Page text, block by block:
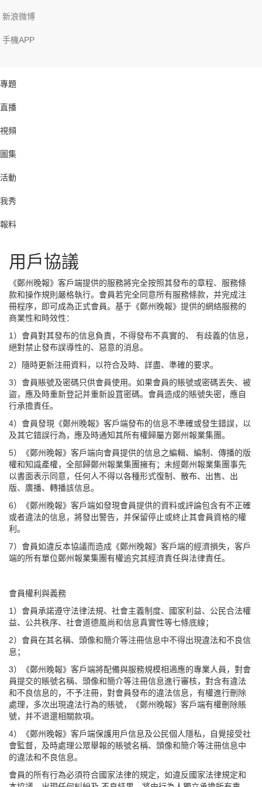
新浪微博
手機APP
專題
直播
視頻
圖集
活動
我秀
報料
用戶協議
《鄭州晚報》客戶端提供的服務將完全按照其發布的章程、服務條
款和操作規則嚴格執行。會員若完全同意所有服務條款，并完成注
冊程序，即可成為正式會員。基于《鄭州晚報》提供的網絡服務的
商業性和時效性：
1）會員對其發布的信息負責，不得發布不真實的、 有歧義的信息，
絕對禁止發布誤導性的、惡意的消息。
2）隨時更新注冊資料，以符合及時、詳盡、準確的要求。
3）會員賬號及密碼只供會員使用。如果會員的賬號或密碼丟失、被
盜，應及時重新登記并重新設罝密碼。會員造成的賬號失密，應自
行承擔責任。
4）會員發現《鄭州晚報》客戶端發布的信息不準確或發生錯誤，以
及其它錯誤行為，應及時通知其所有權歸屬方鄭州報業集團。
5）《鄭州晚報》客戶端向會員提供的信息之編輯、編制、傳播的版
權和知識產權，全部歸鄭州報業集團擁有；未經鄭州報業集團事先
以書面表示同意，任何人不得以各種形式復制、散布、出售、出
版、廣播、轉播該信息。
6）《鄭州晚報》客戶端如發現會員提供的資料或評論包含有不正確
或者違法的信息，將發出警告，并保留停止或終止其會員資格的權
利。
7）會員如違反本協議而造成《鄭州晚報》客戶端的經濟損失，客戶
端的所有單位鄭州報業集團有權追究其經濟責任與法律責任。
會員權利與義務
1）會員承諾遵守法律法規、社會主義制度、國家利益、公民合法權
益、公共秩序、社會道德風尚和信息真實性等七條底線；
2）會員在其名稱、頭像和簡介等注冊信息中不得出現違法和不良信
息；
3）《鄭州晚報》客戶端將配備與服務規模相適應的專業人員，對會
員提交的賬號名稱、頭像和簡介等注冊信息進行審核，對含有違法
和不良信息的，不予注冊，對會員發布的違法信息，有權進行刪除
處理，多次出現違法行為的賬號，《鄭州晚報》客戶端有權刪除賬
號，并不退還相關款項。
4）《鄭州晚報》客戶端保護用戶信息及公民個人隱私，自覺接受社
會監督，及時處理公眾舉報的賬號名稱、頭像和簡介等注冊信息中
的違法和不良信息。
會員的所有行為必須符合國家法律的規定，如違反國家法律規定和